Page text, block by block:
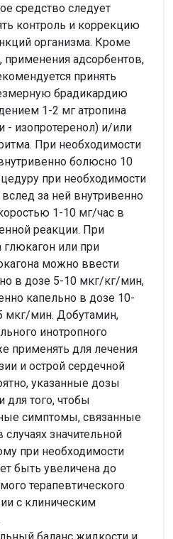
средство следует
контроль и коррекцию
организма. Кроме
адсорбентов,
принять
брадикардию
1-2 мг атропина
- изопротеренол) и/или
При необходимости
болюсно 10
при необходимости
за ней внутривенно
1-10 мг/час в
реакции. При
глюкагон или при
можно ввести
в дозе 5-10 мкг/кг/мин,
капельно в дозе 10-
мкг/мин. Добутамин,
инотропного
применять для лечения
и острой сердечной
указанные дозы
для того, чтобы
симптомы, связанные
значительной
при необходимости
быть увеличена до
терапевтического
с клиническим
баланс жидкости и